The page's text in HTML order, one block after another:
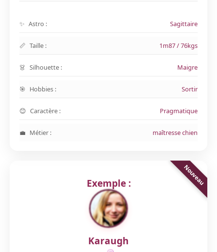
Astro : Sagittaire
Taille : 1m87 / 76kgs
Silhouette : Maigre
Hobbies : Sortir
Caractère : Pragmatique
Métier : maîtresse chien
Exemple :
Karaugh